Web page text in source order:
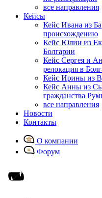
все направления
Кейсы
Кейс Ивана из
происхождению
Кейс Юлии из
Болгарии
Кейс Сергея и
релокация в
Кейс Ирины из
Кейс Анны из
гражданства
все направления
Новости
Контакты
О компании
Форум